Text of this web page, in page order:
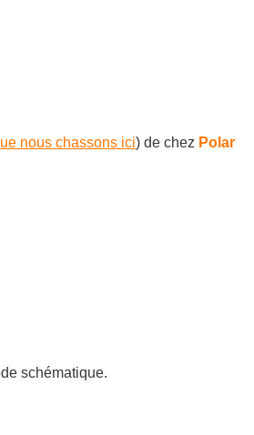
nous chassons ici) de chez Polar
schématique.